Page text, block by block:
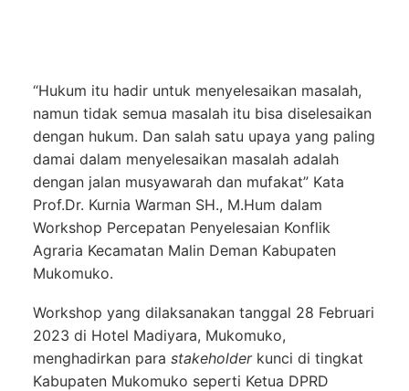
“Hukum itu hadir untuk menyelesaikan masalah,
namun tidak semua masalah itu bisa diselesaikan
dengan hukum. Dan salah satu upaya yang paling
damai dalam menyelesaikan masalah adalah
dengan jalan musyawarah dan mufakat” Kata
Prof.Dr. Kurnia Warman SH., M.Hum dalam
Workshop Percepatan Penyelesaian Konflik
Agraria Kecamatan Malin Deman Kabupaten
Mukomuko.
Workshop yang dilaksanakan tanggal 28 Februari
2023 di Hotel Madiyara, Mukomuko,
menghadirkan para stakeholderkunci di tingkat
Kabupaten Mukomuko seperti Ketua DPRD